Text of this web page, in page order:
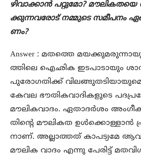
ഴിവാക്കാൻ പറ്റുമോ?
ക്കുന്നവരോട് നമ്മുടെ സമീപനം
ണം?
Answer : മതത്തെ
ത്തിലെ ഐഛിക ഇടപാടായും
പുരോഗതിക്ക്
കേവല ഭൗതികവാദികളുടെ
മൗലികവാദം. ഏതാദർശം
തിന്റെ മൗലികത ഉൾക്കൊള്ളാൻ
നാണ്. അല്ലാത്തത് കാപട്യമേ
മൗലിക വാദം എന്നു പേരിട്ട്